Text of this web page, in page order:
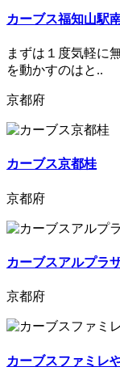
カーブス福知山駅
まずは１度気軽に
を動かすのはと..
京都府
カーブス京都桂
京都府
カーブスアルプラ
京都府
カーブスファミレ